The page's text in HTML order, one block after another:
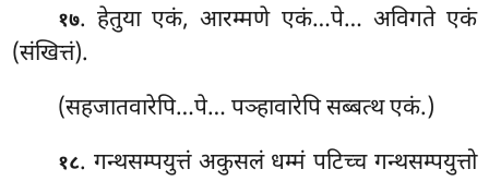
१७. हेतुयाएकं, आरम्मणे एकं…पे… अविगते एकं
(संखित्तं).
(सहजातवारेपि…पे… पञ्हावारेपि सब्बत्थ एकं.)
१८. गन्थसम्पयुत्तं अकुसलं धम्मं पटिच्च गन्थसम्पयुत्तो